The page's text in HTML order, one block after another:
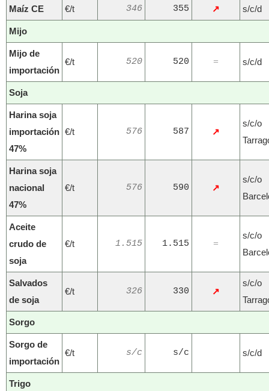
Maíz CE €/t 346 355 ↗ s/c/d
Mijo
Mijo de
importación
€/t 520 520 = s/c/d
Soja
Harina soja
importación
47%
€/t 576 587 ↗
s/c/o
Harina soja
nacional
47%
€/t 576 590 ↗
s/c/o
Aceite
crudo de
soja
€/t 1.515 1.515 =
s/c/o
Salvados
de soja
€/t 326 330 ↗
s/c/o
Sorgo
Sorgo de
importación
€/t s/c s/c s/c/d
Trigo